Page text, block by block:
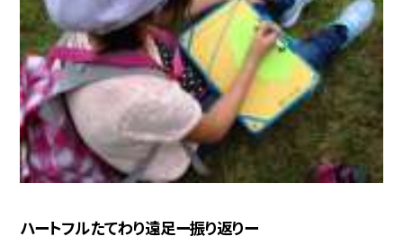
ハートフルたてわり遠足ー振り返りー